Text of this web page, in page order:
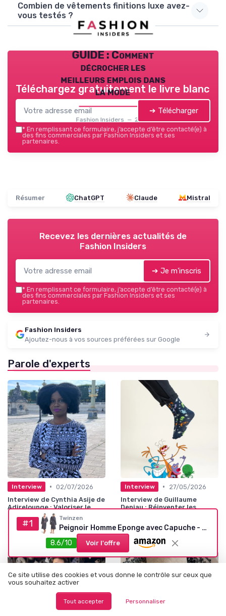
Combien de vêtements finitions luxe avez-
vous testés ?
#1 Twinzen
Peignoir Homme Eponge avec Capuche - 100% Coton Velours Premium OekoTex - Robe de Chambre Homme Peignoir de Bain Homme Eponge Ultra Doux L Gris
8.6/10
Voir l'offre
GUIDE : Comment
décrocher les
meilleurs emplois dans
la mode
Fashion Insiders — 2026
Téléchargez gratuitement le livre blanc
➔ Télécharger
* En remplissant ce formulaire, j’accepte d’être contacté(e) à
des fins commerciales par Fashion Insiders et ses
partenaires.
Résumer ChatGPT Claude Mistral
Recevez les dernières actualités de
Fashion Insiders
➔ Je m'inscris
* En remplissant ce formulaire, j’accepte d’être contacté(e) à
des fins commerciales par Fashion Insiders et ses
partenaires.
Fashion Insiders
Ajoutez-nous à vos sources préférées sur Google
Parole d'experts
Interview • 02/07/2026
Interview de Cynthia Asije de
Adirelounge : Valoriser le
patrimoine textile nigérian
par le design contemporain
Interview •
27/05/2026
Interview de Guillaume
Deniau : Réinventer les
dérivé
Ce site utilise des cookies et vous donne le contrôle sur ceux que
vous souhaitez activer
Tout accepter Personnaliser